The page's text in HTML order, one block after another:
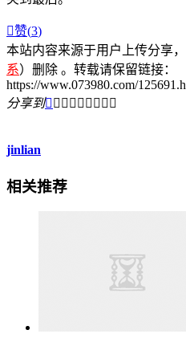
赞(3)
本站内容来源于用户上传分享
系）删除 。转载请保留链接：
https://www.073980.com/
分享到        
jinlian
相关推荐